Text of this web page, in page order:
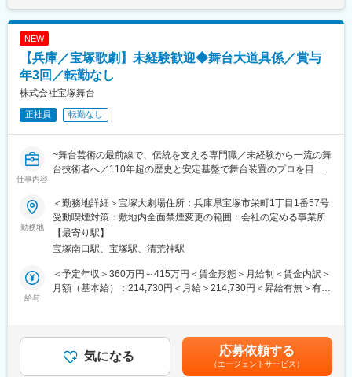
◎宝塚歌劇の舞台芸術の最前線で技術を磨ける環境
公演ごとに異なる演出や舞台転換に携わるため、日々新たな経験
を積みながら成長を実感できます。
宝塚歌劇の魅力でもあるスピーディーかつダイナミックな舞台転
す。
現在活躍している中途入社者の多くも未経験スタートです。
これまでには大工や自衛隊など、異業界・異職種から入社したメ
ンバーも在籍しており、舞台業界未経験から活躍しています。
■教育体制
未経験でも安心のチューター制度を導入。入社後は先輩の指導で
基礎から学び、段階的に業務の幅を広げられます。資格取得支援
宝塚舞台は「宝塚歌劇」の舞台をずっと支え続けてきた”総合舞台
会社”です。
一般的な舞台の公演は、大道具会社、小道具会社、衣裳会社、照
可能性があります。月給(月額)は固定手当を含めた表記です。
NEW
【兵庫／宝塚歌劇】未経験歓迎◆舞台大道具係／賞与
年3回／転勤なし
株式会社宝塚舞台
正社員 転勤なし
仕事内容
~舞台芸術の最前線で、伝統を支える専門職／未経験から一流の舞
台技術者へ／110年超の歴史と安定基盤で舞台装置のプロを目指
■求人概要
＜https://www.takarazuka-butai.co.jp/＞
当社は、伝統ある宝塚歌劇の舞台を支える舞台大道具係のチーム
で、公演の準備から本番、撤収までのバックステージ業務全般に
従事します。配属先は、兵庫県宝塚市の【宝塚大劇場】となり、
舞台の演出に直結する重要な役割を担います。
トン等）の操作を行い、出演者や他チームと連携してダイナミッ
クな演出を支えます。
勤務地
＜勤務地詳細＞宝塚大劇場住所：兵庫県宝塚市栄町1丁目1番57号
受動喫煙対策：敷地内全面禁煙変更の範囲：会社の定める事業所
【最寄り駅】
宝塚南口駅、宝塚駅、清荒神駅
給与
＜予定年収＞360万円～415万円＜賃金形態＞月給制＜賃金内訳＞
月額（基本給）：214,730円＜月給＞214,730円＜昇給有無＞有＜
間3ヶ月分賃金はあくまでも目安の金額であり、選考を通じて上下
する可能性があります。月給(月額)は固定手当を含めた表記です。
気になる 応募依頼する
（エージェントサービス）